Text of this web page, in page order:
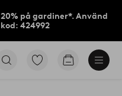
20% på gardiner*. Använd
kod: 424992
Gå
Gå